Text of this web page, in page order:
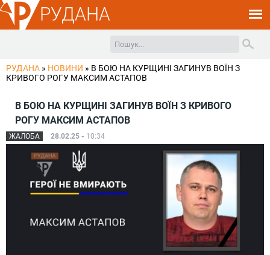
РУДАНА
РУДАНА » НОВИНИ » В БОЮ НА КУРЩИНІ ЗАГИНУВ ВОЇН З
КРИВОГО РОГУ МАКСИМ АСТАПОВ
В БОЮ НА КУРЩИНІ ЗАГИНУВ ВОЇН З КРИВОГО
РОГУ МАКСИМ АСТАПОВ
ЖАЛОБА 28.02.25 - 10:34